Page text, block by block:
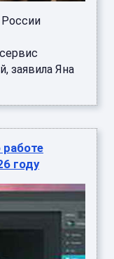
заявила Яна
работе
году